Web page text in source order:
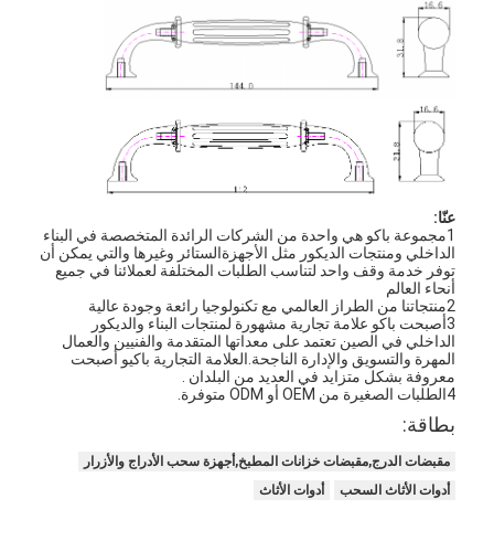
المنزل
المنتجات
فيديوهات
عنّا:
1مجموعة باكو هي واحدة من الشركات الرائدة المتخصصة في البناء
الداخلي ومنتجات الديكور مثل الأجهزةالستائر وغيرها والتي يمكن أن
توفر خدمة وقف واحد لتناسب الطلبات المختلفة لعملائنا في جميع
أنحاء العالم
2منتجاتنا من الطراز العالمي مع تكنولوجيا رائعة وجودة عالية
3أصبحت باكو علامة تجارية مشهورة لمنتجات البناء والديكور
الداخلي في الصين تعتمد على معداتها المتقدمة والفنيين والعمال
المهرة والتسويق والإدارة الناجحة.العلامة التجارية باكيو أصبحت
معروفة بشكل متزايد في العديد من البلدان .
4الطلبات الصغيرة من OEM أو ODM متوفرة.
بطاقة:
مقبضات الدرج,مقبضات خزانات المطبخ,أجهزة سحب الأدراج والأزرار
أدوات الأثاث السحب
أدوات الأثاث